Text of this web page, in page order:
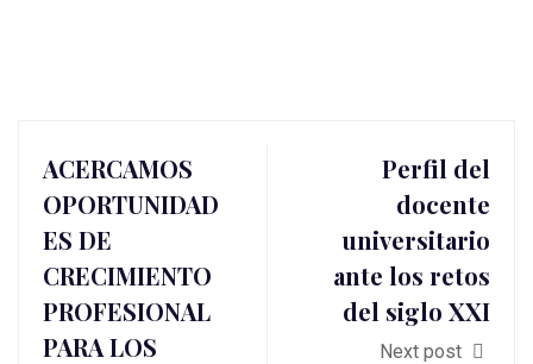
ACERCAMOS
OPORTUNIDAD
ES DE
CRECIMIENTO
PROFESIONAL
PARA LOS
Perfil del
docente
universitario
ante los retos
del siglo XXI
Next post